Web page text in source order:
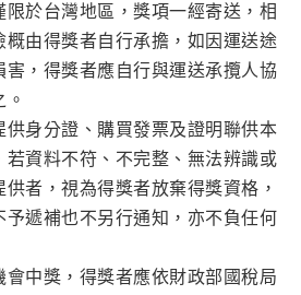
限於台灣地區，獎項一經寄送，相
概由得獎者自行承擔，如因運送途
害，得獎者應自行與運送承攬人協
供身分證、購買發票及證明聯供本
若資料不符、不完整、無法辨識或
供者，視為得獎者放棄得獎資格，
予遞補也不另行通知，亦不負任何
會中獎，得獎者應依財政部國稅局